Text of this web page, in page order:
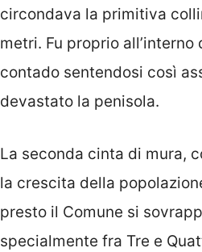
circondava la primitiva
metri. Fu proprio
contado sentendosi così
devastato la penisola.
La seconda cinta di mura,
la crescita della
presto il Comune si
specialmente fra Tre e